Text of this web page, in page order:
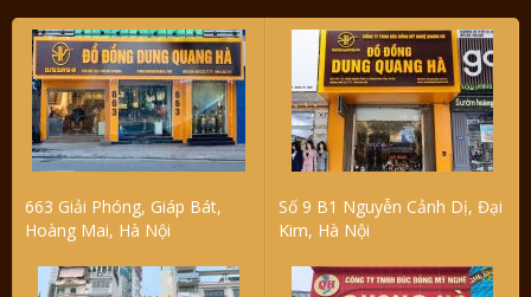
663 Giải Phóng, Giáp Bát,
Hoàng Mai, Hà Nội
Số 9 B1 Nguyễn Cảnh Dị, Đại
Kim, Hà Nội